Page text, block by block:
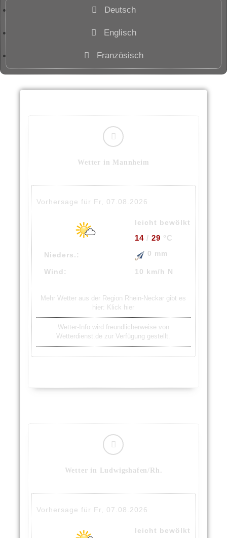
Deutsch
Englisch
Französisch
Wetter in Mannheim
Vorhersage für Fr, 07.08.2026
leicht bewölkt
14/ 29 °C
Nieders.: 0 mm
Wind: 10 km/h N
Mehr Wetter aus der Region Rhein-Neckar gibt es
hier: Klick hier
Wetter-Info wird freundlicherweise von
Wetterdienst.de zur Verfügung gestellt.
Wetter in Ludwigshafen/Rh.
Vorhersage für Fr, 07.08.2026
leicht bewölkt